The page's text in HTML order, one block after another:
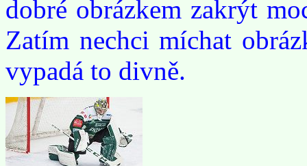
dobré obrázkem zakrýt
Zatím nechci míchat
vypadá to divně.